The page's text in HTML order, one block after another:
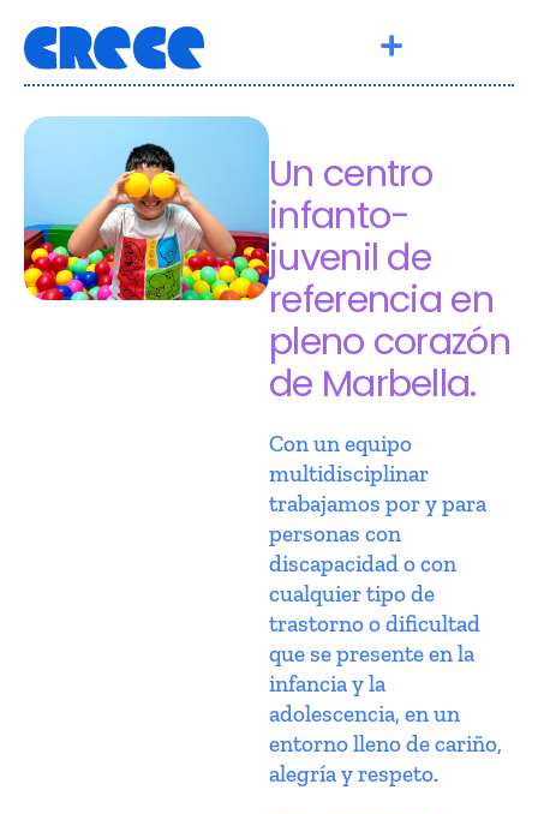
Un centro
infanto-
juvenil de
referencia en
pleno corazón
de Marbella.
Con un equipo
multidisciplinar
trabajamos por y para
personas con
discapacidad o con
cualquier tipo de
trastorno o dificultad
que se presente en la
infancia y la
adolescencia, en un
entorno lleno de cariño,
alegría y respeto.